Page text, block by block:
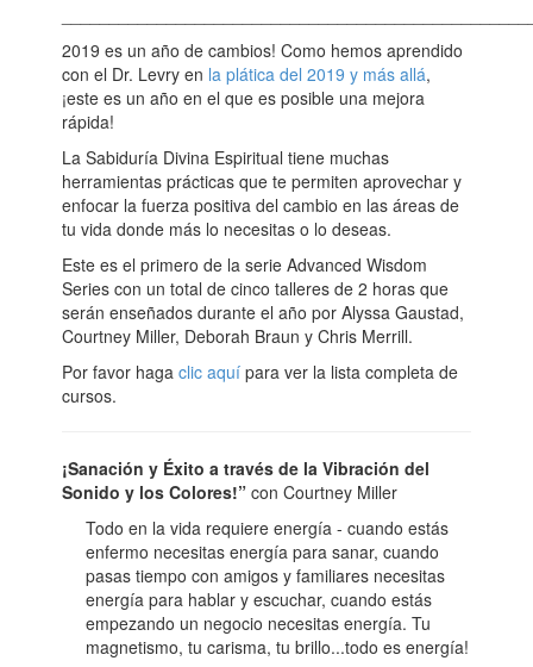
2019 es un año de cambios! Como hemos aprendido
con el Dr. Levry en la plática del 2019 y más allá,
¡este es un año en el que es posible una mejora
rápida!
La Sabiduría Divina Espiritual tiene muchas
herramientas prácticas que te permiten aprovechar y
enfocar la fuerza positiva del cambio en las áreas de
tu vida donde más lo necesitas o lo deseas.
Este es el primero de la serie Advanced Wisdom
Series con un total de cinco talleres de 2 horas que
serán enseñados durante el año por Alyssa Gaustad,
Courtney Miller, Deborah Braun y Chris Merrill.
Por favor hagaclic aquí para ver la lista completa de
cursos.
¡Sanación y Éxito a través de la Vibración del
Sonido y los Colores!” con Courtney Miller
Todo en la vida requiere energía - cuando estás
enfermo necesitas energía para sanar, cuando
pasas tiempo con amigos y familiares necesitas
energía para hablar y escuchar, cuando estás
empezando un negocio necesitas energía. Tu
magnetismo, tu carisma, tu brillo...todo es energía!